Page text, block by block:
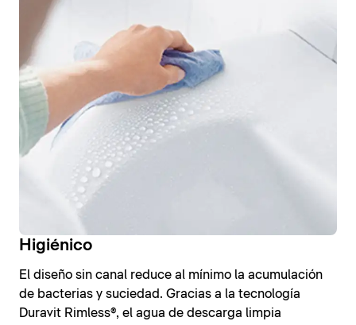
Higiénico
El diseño sin canal reduce al mínimo la acumulación
de bacterias y suciedad. Gracias a la tecnología
Duravit Rimless®, el agua de descarga limpia